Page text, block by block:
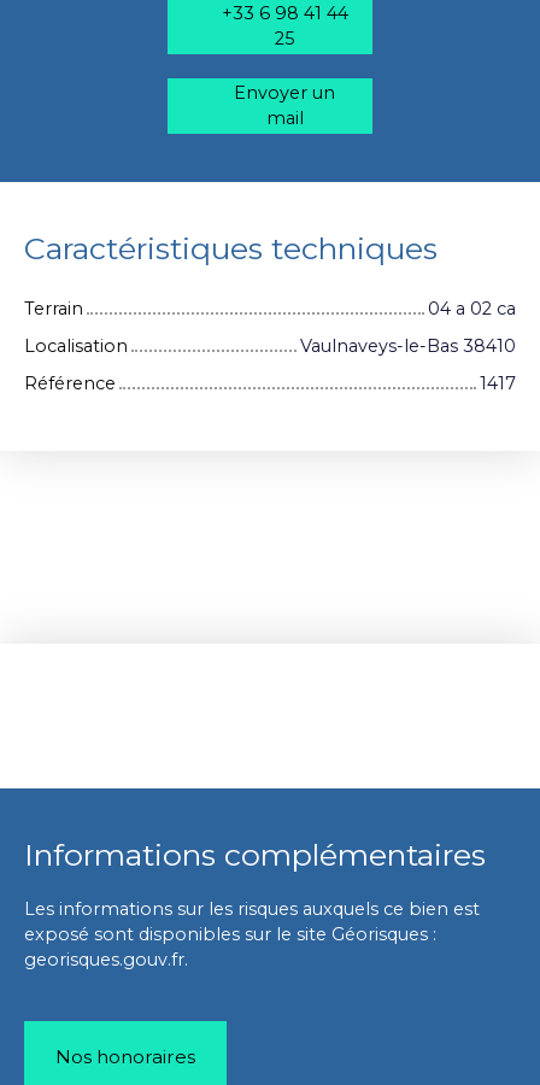
+33 6 98 41 44
25
Envoyer un
mail
Caractéristiques techniques
Terrain
04 a 02 ca
Localisation
Vaulnaveys-le-Bas 38410
Référence
1417
Informations complémentaires
Les informations sur les risques auxquels ce bien est
exposé sont disponibles sur le site Géorisques :
georisques.gouv.fr.
Nos honoraires